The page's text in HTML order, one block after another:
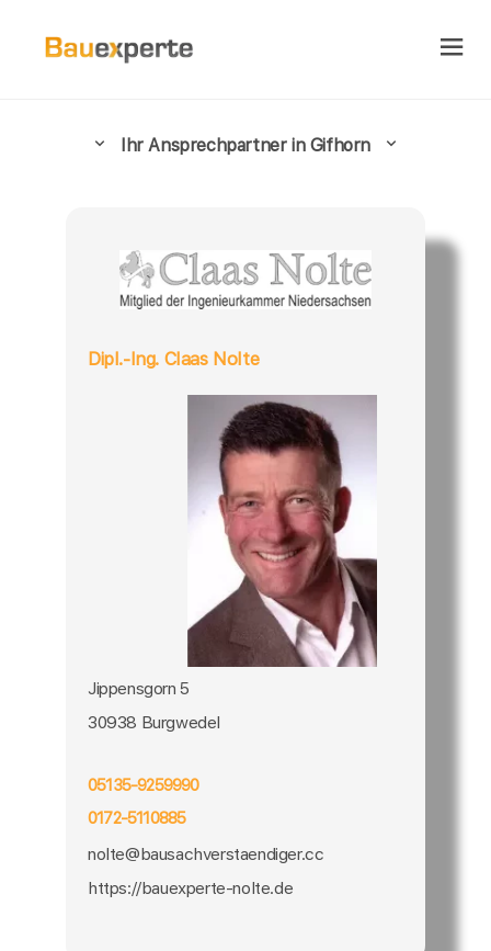
Ihr Ansprechpartner in Gifhorn
Dipl.-Ing. Claas Nolte
Jippensgorn 5
30938 Burgwedel
05135-9259990
0172-5110885
nolte@bausachverstaendiger.cc
https://bauexperte-nolte.de